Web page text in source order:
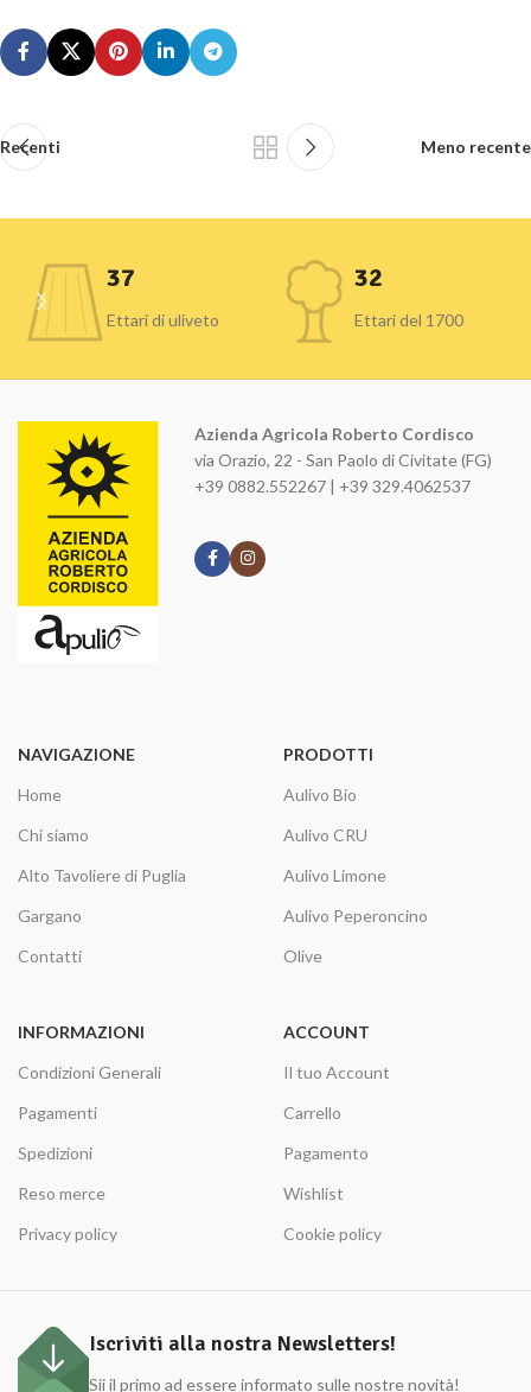
Recenti Meno recente
37
Ettari di uliveto
32
Ettari del 1700
Azienda Agricola Roberto Cordisco
via Orazio, 22 - San Paolo di Civitate (FG)
+39 0882.552267 | +39 329.4062537
NAVIGAZIONE
Home
Chi siamo
Alto Tavoliere di Puglia
Gargano
Contatti
PRODOTTI
Aulivo Bio
Aulivo CRU
Aulivo Limone
Aulivo Peperoncino
Olive
INFORMAZIONI
Condizioni Generali
Pagamenti
Spedizioni
Reso merce
Privacy policy
ACCOUNT
Il tuo Account
Carrello
Pagamento
Wishlist
Cookie policy
Iscriviti alla nostra Newsletters!
Sii il primo ad essere informato sulle nostre novità!